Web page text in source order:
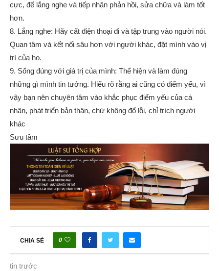
cực, để lắng nghe và tiếp nhận phản hồi, sửa chữa và làm tốt
hơn.
8. Lắng nghe: Hãy cất điện thoại đi và tập trung vào người nói.
Quan tâm và kết nối sâu hơn với người khác, đặt mình vào vị
trí của họ.
9. Sống đúng với giá trị của mình: Thể hiện và làm đúng
những gì mình tin tưởng. Hiểu rõ rằng ai cũng có điểm yếu, vì
vậy bạn nên chuyên tâm vào khắc phục điểm yếu của cá
nhân, phát triển bản thân, chứ không đổ lỗi, chỉ trích người
khác
Sưu tầm
CHIA SẺ 0
tin trước